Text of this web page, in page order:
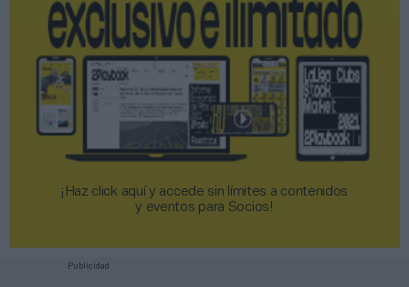
¡Haz click aquí y accede sin límites a contenidos
y eventos para Socios!​​​​​​​
Publicidad